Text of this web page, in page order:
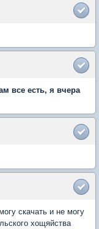
все есть, я вчера
скачать и не могу
хощяйства